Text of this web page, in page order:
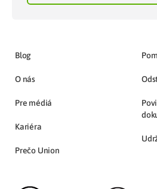
Blog
O nás
Pre médiá
Kariéra
Prečo Union